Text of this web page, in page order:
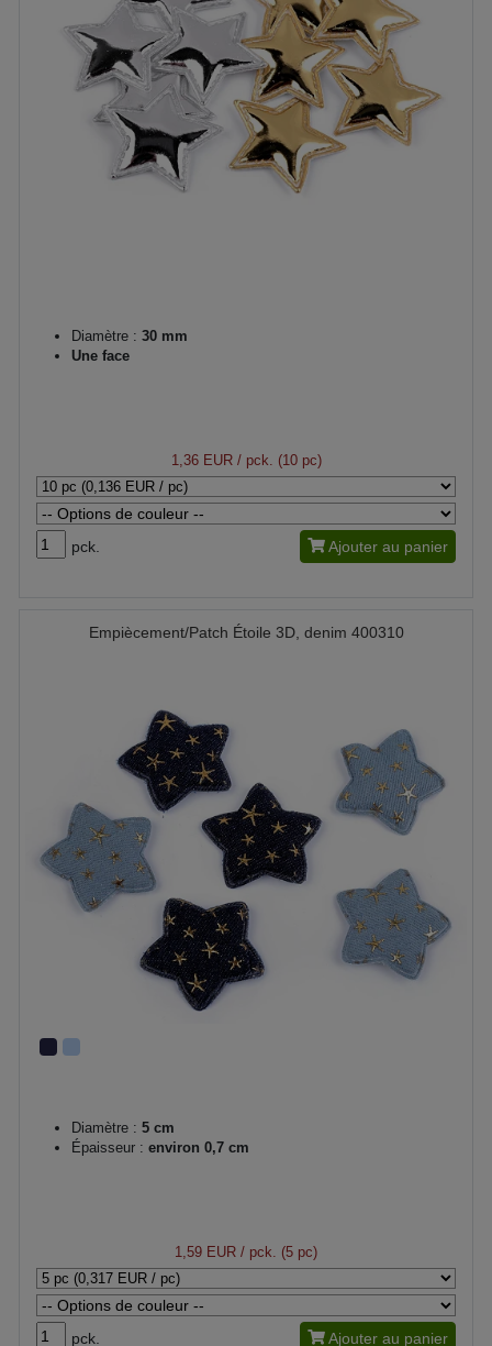
Diamètre : 30 mm
Une face
1,36 EUR/ pck. (10 pc)
pck. Ajouter au panier
Empiècement/Patch Étoile 3D, denim 400310
Diamètre : 5 cm
Épaisseur : environ 0,7 cm
1,59 EUR / pck. (5 pc)
pck. Ajouter au panier